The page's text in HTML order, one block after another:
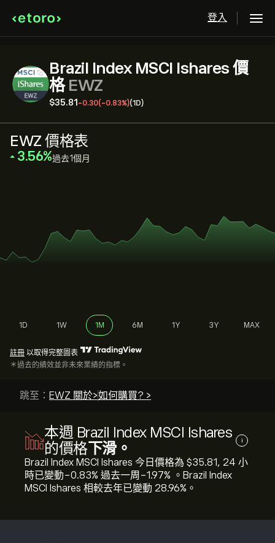
登入
Brazil Index MSCI Ishares 價
格EWZ
‎$‎35.81 -0.30(-0.83%)(1D)
EWZ 價格表
‎3.56‎ 過去1個月
1D 1W 1M 6M 1Y 3Y MAX
註冊 以取得完整圖表
＊過去的績效並非未來業績的指標。
跳至： EWZ 關於>如何購買? >
本週 Brazil Index MSCI Ishares
的價格下滑。 i
Brazil Index MSCI Ishares 今日價格為 ‎$‎35.81, 24 小
時已變動‎-0.83‎% 過去一周‎-1.97‎% 。Brazil Index
MSCI Ishares 相較去年已變動 ‎28.96‎%。